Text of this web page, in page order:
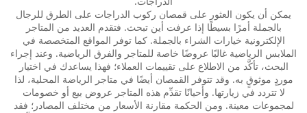
يمكن أن يكون العثور على قمصان ركوب الدراجات على الطرق للرجال
بالجملة أمرًا بسيطًا إذا عرفت أين تبحث. فتقدم العديد من المتاجر
الإلكترونية خيارات الشراء بالجملة. كما توفر المواقع المتخصصة في
الملابس الرياضية غالبًا عروضًا خاصة للمتاجر والفرق الرياضية. وعند إجراء
البحث، تأكَّد من الاطلاع على تقييمات العملاء؛ فهذا يساعدك في اختيار
موردٍ موثوقٍ به. وقد تتوفر القمصان أيضًا في متاجر الرياضة المحلية، لذا
لا تتردد في زيارتها. وأحيانًا تقدِّم هذه المتاجر عروض بيع أو خصومات
لمجموعات معينة. ومن الحكمة مقارنة الأسعار من مختلف المصادر؛ فقد